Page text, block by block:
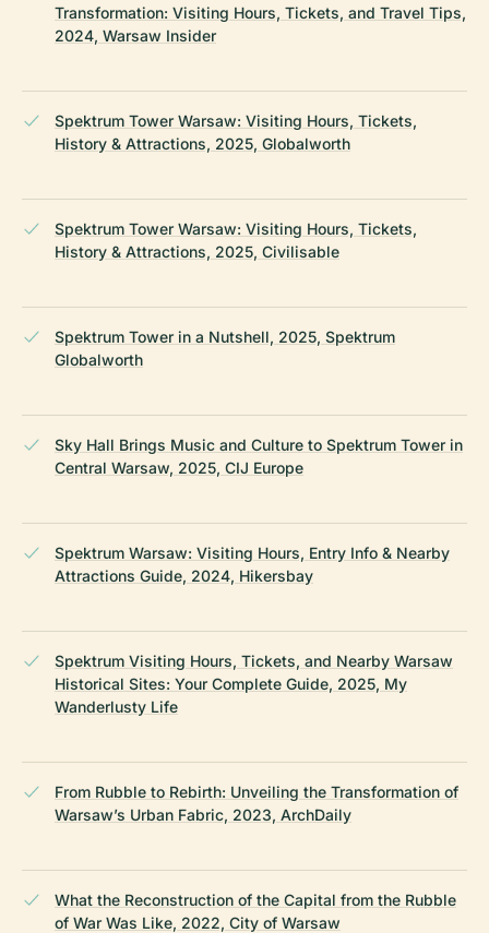
Transformation: Visiting Hours, Tickets, and Travel Tips,
2024, Warsaw Insider
Spektrum Tower Warsaw: Visiting Hours, Tickets,
History & Attractions, 2025, Globalworth
Spektrum Tower Warsaw: Visiting Hours, Tickets,
History & Attractions, 2025, Civilisable
Spektrum Tower in a Nutshell, 2025, Spektrum
Globalworth
Sky Hall Brings Music and Culture to Spektrum Tower in
Central Warsaw, 2025, CIJ Europe
Spektrum Warsaw: Visiting Hours, Entry Info & Nearby
Attractions Guide, 2024, Hikersbay
Spektrum Visiting Hours, Tickets, and Nearby Warsaw
Historical Sites: Your Complete Guide, 2025, My
Wanderlusty Life
From Rubble to Rebirth: Unveiling the Transformation of
Warsaw’s Urban Fabric, 2023, ArchDaily
What the Reconstruction of the Capital from the Rubble
of War Was Like, 2022, City of Warsaw